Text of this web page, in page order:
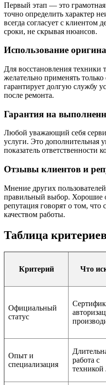
Первый этап — это
точно определить характер
всегда согласует с клиентом
сроки, не скрывая нюансов.
Использование
Для восстановления техники
желательно применять
гарантирует долгую службу
после ремонта.
Гарантия на
Любой уважающий себя
услуги. Это дополнительная
показатель ответственности
Отзывы клиентов и
Мнение других
правильный выбор. Хорошие
репутация говорят о том,
качеством работы.
Таблица
Критерий Что
Официальный
статус
Опыт и
специализация
работа с
техникой